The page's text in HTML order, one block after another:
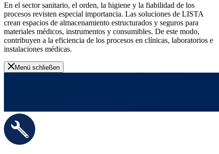
En el sector sanitario, el orden, la higiene y la fiabilidad de los
procesos revisten especial importancia. Las soluciones de LISTA
crean espacios de almacenamiento estructurados y seguros para
materiales médicos, instrumentos y consumibles. De este modo,
contribuyen a la eficiencia de los procesos en clínicas, laboratorios e
instalaciones médicas.
Menü schließen